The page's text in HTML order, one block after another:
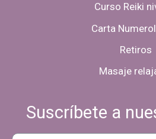
Curso Reiki
Carta
Retiros
Masaje
Suscríbete a